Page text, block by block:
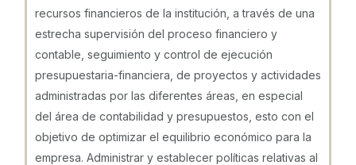
recursos financieros de la institución, a través de una
estrecha supervisión del proceso financiero y
contable, seguimiento y control de ejecución
presupuestaria-financiera, de proyectos y actividades
administradas por las diferentes áreas, en especial
del área de contabilidad y presupuestos, esto con el
objetivo de optimizar el equilibrio económico para la
empresa. Administrar y establecer políticas relativas al